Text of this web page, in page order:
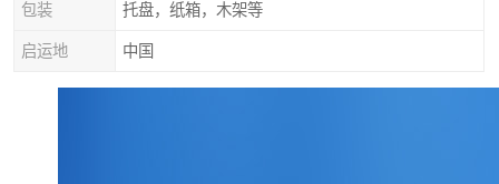
包装 托盘，纸箱，木架等
启运地 中国